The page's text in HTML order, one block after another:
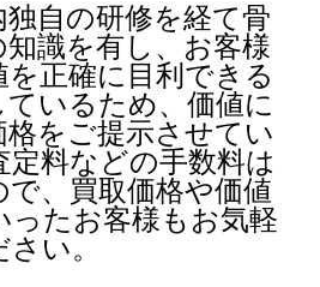
独自の研修を経て骨
識を有し、お客様
正確に目利できる
いるため、価値に
格をご提示させてい
料などの手数料は
、買取価格や価値
ったお客様もお気軽
い。